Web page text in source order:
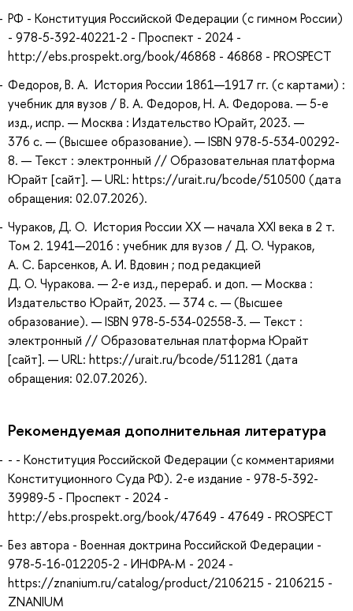
РФ - Конституция Российской Федерации (с гимном России)
- 978-5-392-40221-2 - Проспект - 2024 -
http://ebs.prospekt.org/book/46868 - 46868 - PROSPECT
Федоров, В. А. История России 1861—1917 гг. (с картами) :
учебник для вузов / В. А. Федоров, Н. А. Федорова. — 5-е
изд., испр. — Москва : Издательство Юрайт, 2023. —
376 с. — (Высшее образование). — ISBN 978-5-534-00292-
8. — Текст : электронный // Образовательная платформа
Юрайт [сайт]. — URL: https://urait.ru/bcode/510500 (дата
обращения: 02.07.2026).
Чураков, Д. О. История России XX — начала XXI века в 2 т.
Том 2. 1941—2016 : учебник для вузов / Д. О. Чураков,
А. С. Барсенков, А. И. Вдовин ; под редакцией
Д. О. Чуракова. — 2-е изд., перераб. и доп. — Москва :
Издательство Юрайт, 2023. — 374 с. — (Высшее
образование). — ISBN 978-5-534-02558-3. — Текст :
электронный // Образовательная платформа Юрайт
[сайт]. — URL: https://urait.ru/bcode/511281 (дата
обращения: 02.07.2026).
Рекомендуемая дополнительная литература
- - Конституция Российской Федерации (c комментариями
Конституционного Суда РФ). 2-е издание - 978-5-392-
39989-5 - Проспект - 2024 -
http://ebs.prospekt.org/book/47649 - 47649 - PROSPECT
Без автора - Военная доктрина Российской Федерации -
978-5-16-012205-2 - ИНФРА-М - 2024 -
https://znanium.ru/catalog/product/2106215 - 2106215 -
ZNANIUM